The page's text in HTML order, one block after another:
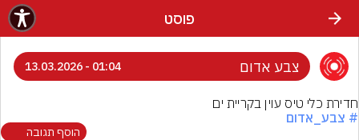
פוסט
צבע אדום 01:04 - 13.03.2026
חדירת כלי טיס עוין בקריית ים
# צבע_אדום
הוסף תגובה